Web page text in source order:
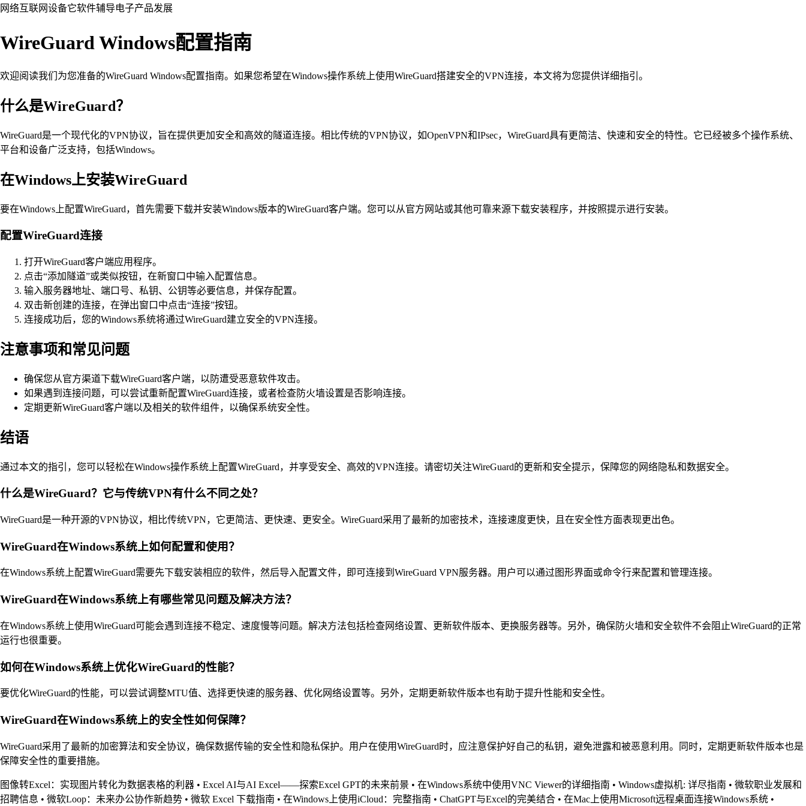
网络互联网设备它软件辅导电子产品发展
WireGuard Windows配置指南
欢迎阅读我们为您准备的WireGuard Windows配置指南。如果您希望在Windows操作系统上使用WireGuard搭建安全的VPN连接，本文将为您提供详细指引。
什么是WireGuard？
WireGuard是一个现代化的VPN协议，旨在提供更加安全和高效的隧道连接。相比传统的VPN协议，如OpenVPN和IPsec，WireGuard具有更简洁、快速和安全的特性。它已经被多个操作系统、
平台和设备广泛支持，包括Windows。
在Windows上安装WireGuard
要在Windows上配置WireGuard，首先需要下载并安装Windows版本的WireGuard客户端。您可以从官方网站或其他可靠来源下载安装程序，并按照提示进行安装。
配置WireGuard连接
打开WireGuard客户端应用程序。
点击“添加隧道”或类似按钮，在新窗口中输入配置信息。
输入服务器地址、端口号、私钥、公钥等必要信息，并保存配置。
双击新创建的连接，在弹出窗口中点击“连接”按钮。
连接成功后，您的Windows系统将通过WireGuard建立安全的VPN连接。
注意事项和常见问题
确保您从官方渠道下载WireGuard客户端，以防遭受恶意软件攻击。
如果遇到连接问题，可以尝试重新配置WireGuard连接，或者检查防火墙设置是否影响连接。
定期更新WireGuard客户端以及相关的软件组件，以确保系统安全性。
结语
通过本文的指引，您可以轻松在Windows操作系统上配置WireGuard，并享受安全、高效的VPN连接。请密切关注WireGuard的更新和安全提示，保障您的网络隐私和数据安全。
什么是WireGuard？它与传统VPN有什么不同之处？
WireGuard是一种开源的VPN协议，相比传统VPN，它更简洁、更快速、更安全。WireGuard采用了最新的加密技术，连接速度更快，且在安全性方面表现更出色。
WireGuard在Windows系统上如何配置和使用？
在Windows系统上配置WireGuard需要先下载安装相应的软件，然后导入配置文件，即可连接到WireGuard VPN服务器。用户可以通过图形界面或命令行来配置和管理连接。
WireGuard在Windows系统上有哪些常见问题及解决方法？
在Windows系统上使用WireGuard可能会遇到连接不稳定、速度慢等问题。解决方法包括检查网络设置、更新软件版本、更换服务器等。另外，确保防火墙和安全软件不会阻止WireGuard的正常
运行也很重要。
如何在Windows系统上优化WireGuard的性能？
要优化WireGuard的性能，可以尝试调整MTU值、选择更快速的服务器、优化网络设置等。另外，定期更新软件版本也有助于提升性能和安全性。
WireGuard在Windows系统上的安全性如何保障？
WireGuard采用了最新的加密算法和安全协议，确保数据传输的安全性和隐私保护。用户在使用WireGuard时，应注意保护好自己的私钥，避免泄露和被恶意利用。同时，定期更新软件版本也是
保障安全性的重要措施。
图像转Excel：实现图片转化为数据表格的利器 • Excel AI与AI Excel——探索Excel GPT的未来前景 • 在Windows系统中使用VNC Viewer的详细指南 • Windows虚拟机: 详尽指南 • 微软职业发展和
招聘信息 • 微软Loop：未来办公协作新趋势 • 微软 Excel 下载指南 • 在Windows上使用iCloud：完整指南 • ChatGPT与Excel的完美结合 • 在Mac上使用Microsoft远程桌面连接Windows系统 •